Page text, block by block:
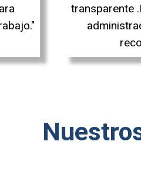
transparente